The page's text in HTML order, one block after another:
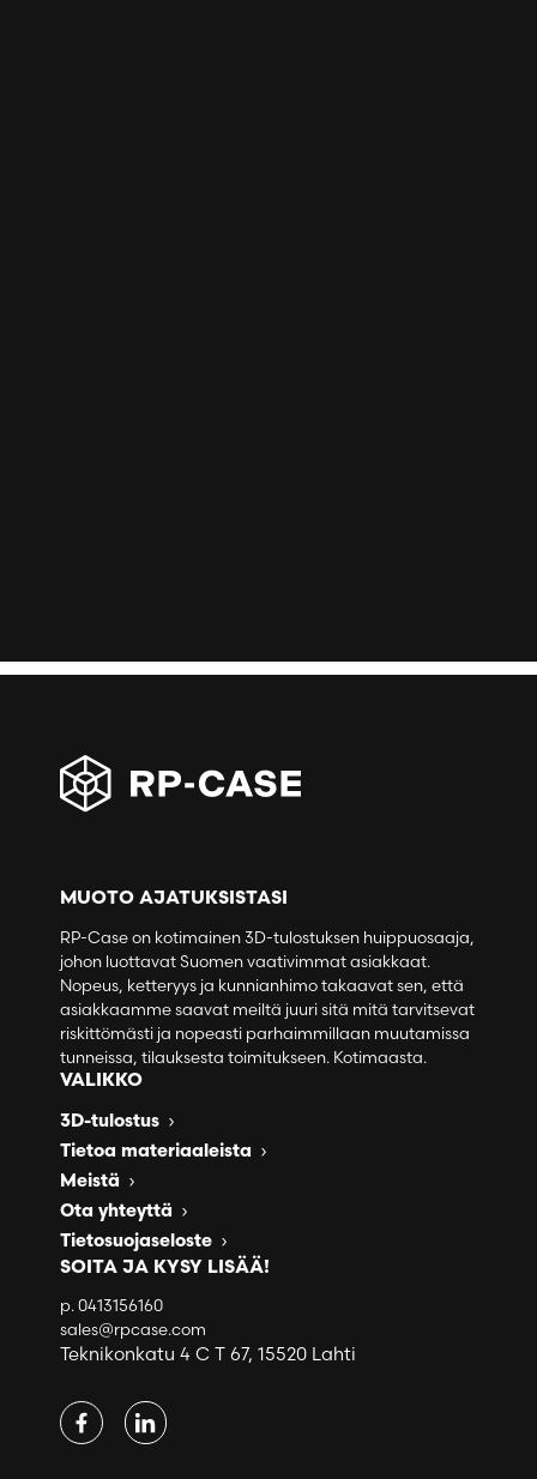
MUOTO AJATUKSISTASI
RP-Case on kotimainen 3D-tulostuksen huippuosaaja,
johon luottavat Suomen vaativimmat asiakkaat.
Nopeus, ketteryys ja kunnianhimo takaavat sen, että
asiakkaamme saavat meiltä juuri sitä mitä tarvitsevat
riskittömästi ja nopeasti parhaimmillaan muutamissa
tunneissa, tilauksesta toimitukseen. Kotimaasta.
VALIKKO
3D-tulostus
Tietoa materiaaleista
Meistä
Ota yhteyttä
Tietosuojaseloste
SOITA JA KYSY LISÄÄ!
p. 0413156160
sales@rpcase.com
Teknikonkatu 4 C T 67, 15520 Lahti